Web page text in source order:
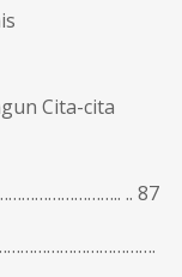
Cita-cita
.. 87